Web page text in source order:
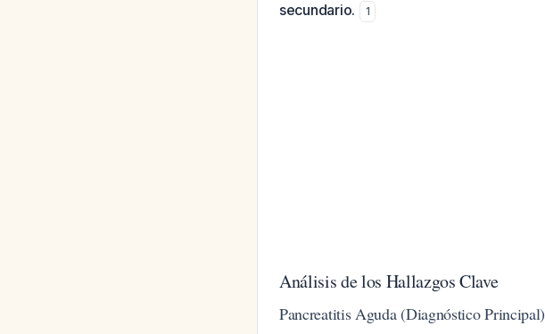
secundario.
1
Análisis de los Hallazgos Clave
Pancreatitis Aguda (Diagnóstico Principal)